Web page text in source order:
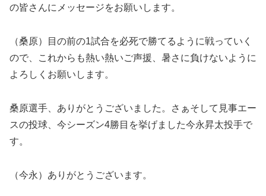
の皆さんにメッセージをお願いします。
（桑原）目の前の1試合を必死で勝てるように戦っていく
ので、これからも熱い熱いご声援、暑さに負けないように
よろしくお願いします。
桑原選手、ありがとうございました。さぁそして見事エー
スの投球、今シーズン4勝目を挙げました今永昇太投手で
す。
（今永）ありがとうございます。